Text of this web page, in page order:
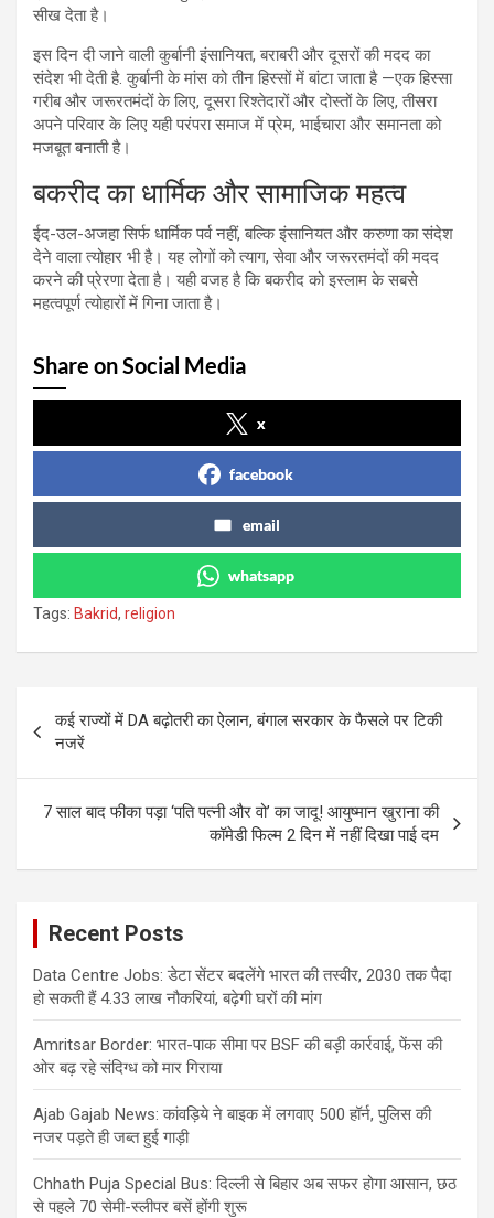
सीख देता है।
इस दिन दी जाने वाली कुर्बानी इंसानियत, बराबरी और दूसरों की मदद का
संदेश भी देती है. कुर्बानी के मांस को तीन हिस्सों में बांटा जाता है —एक हिस्सा
गरीब और जरूरतमंदों के लिए, दूसरा रिश्तेदारों और दोस्तों के लिए, तीसरा
अपने परिवार के लिए यही परंपरा समाज में प्रेम, भाईचारा और समानता को
मजबूत बनाती है।
बकरीद का धार्मिक और सामाजिक महत्व
ईद-उल-अजहा सिर्फ धार्मिक पर्व नहीं, बल्कि इंसानियत और करुणा का संदेश
देने वाला त्योहार भी है। यह लोगों को त्याग, सेवा और जरूरतमंदों की मदद
करने की प्रेरणा देता है। यही वजह है कि बकरीद को इस्लाम के सबसे
महत्वपूर्ण त्योहारों में गिना जाता है।
Share on Social Media
x
facebook
email
whatsapp
Tags: Bakrid, religion
Post
navigation
कई राज्यों में DA बढ़ोतरी का ऐलान, बंगाल सरकार के फैसले पर टिकी
नजरें
7 साल बाद फीका पड़ा ‘पति पत्नी और वो’ का जादू! आयुष्मान खुराना की
कॉमेडी फिल्म 2 दिन में नहीं दिखा पाई दम
Recent Posts
Data Centre Jobs: डेटा सेंटर बदलेंगे भारत की तस्वीर, 2030 तक पैदा
हो सकती हैं 4.33 लाख नौकरियां, बढ़ेगी घरों की मांग
Amritsar Border: भारत-पाक सीमा पर BSF की बड़ी कार्रवाई, फेंस की
ओर बढ़ रहे संदिग्ध को मार गिराया
Ajab Gajab News: कांवड़िये ने बाइक में लगवाए 500 हॉर्न, पुलिस की
नजर पड़ते ही जब्त हुई गाड़ी
Chhath Puja Special Bus: दिल्ली से बिहार अब सफर होगा आसान, छठ
से पहले 70 सेमी-स्लीपर बसें होंगी शुरू